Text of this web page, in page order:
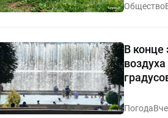
Общество
В конце
Погода